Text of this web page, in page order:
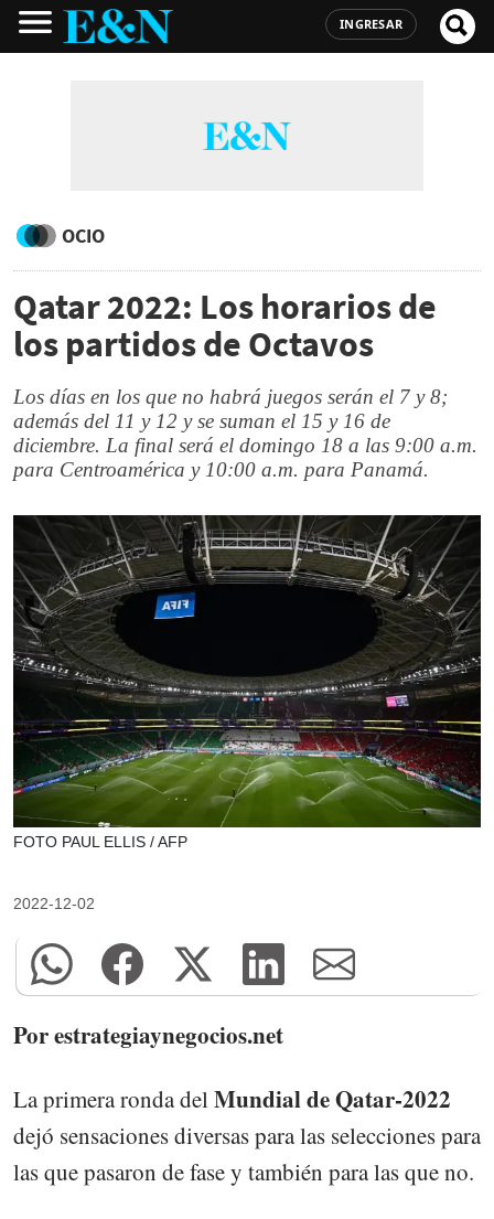
INGRESAR
OCIO
Qatar 2022: Los horarios de
los partidos de Octavos
Los días en los que no habrá juegos serán el 7 y 8;
además del 11 y 12 y se suman el 15 y 16 de
diciembre. La final será el domingo 18 a las 9:00 a.m.
para Centroamérica y 10:00 a.m. para Panamá.
FOTO PAUL ELLIS / AFP
2022-12-02
Por estrategiaynegocios.net
La primera ronda delMundial de Qatar-2022
dejó sensaciones diversas para las selecciones para
las que pasaron de fase y también para las que no.